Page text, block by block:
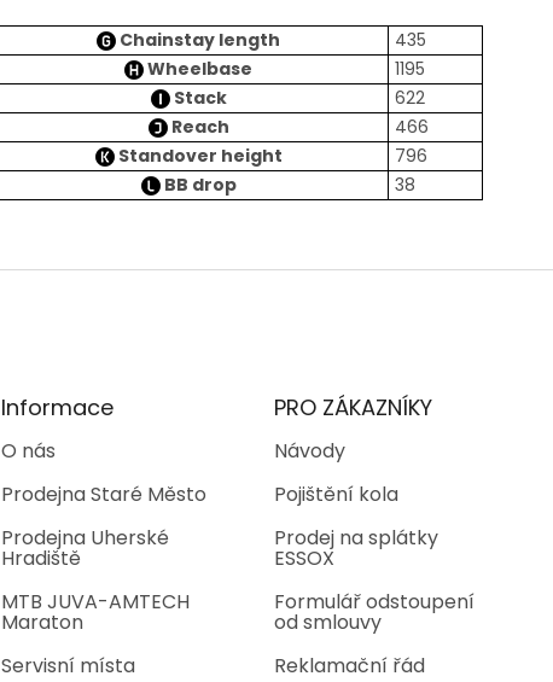
Chainstay length
435
Wheelbase
1195
Stack
622
Reach
466
Standover height
796
BB drop
38
Informace
O nás
Prodejna Staré Město
Prodejna Uherské
Hradiště
MTB JUVA-AMTECH
Maraton
Servisní místa
PRO ZÁKAZNÍKY
Návody
Pojištění kola
Prodej na splátky
ESSOX
Formulář odstoupení
od smlouvy
Reklamační řád